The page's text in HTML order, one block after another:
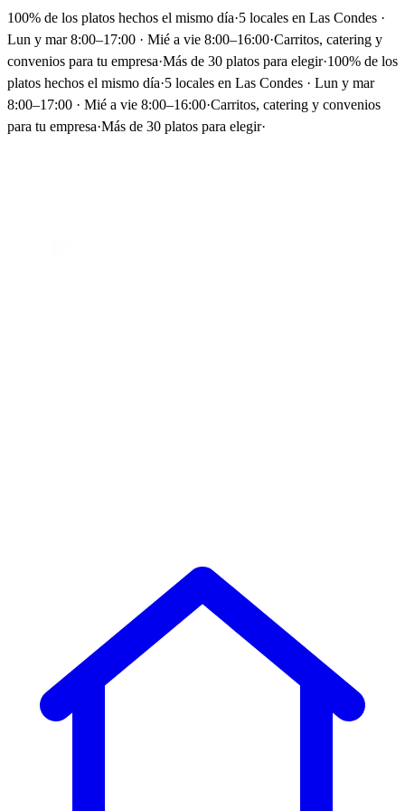
100% de los platos hechos el mismo día·5 locales en Las Condes ·
Lun y mar 8:00–17:00 · Mié a vie 8:00–16:00·Carritos, catering y
convenios para tu empresa·Más de 30 platos para elegir·100% de los
platos hechos el mismo día·5 locales en Las Condes · Lun y mar
8:00–17:00 · Mié a vie 8:00–16:00·Carritos, catering y convenios
para tu empresa·Más de 30 platos para elegir·